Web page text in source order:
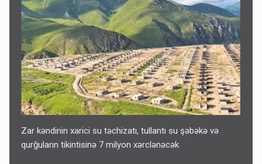
Zar kəndinin xarici su təchizatı, tullantı su şəbəkə və
qurğuların tikintisinə 7 milyon xərclənəcək